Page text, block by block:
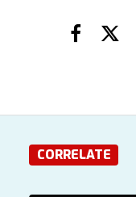
CORRELATE